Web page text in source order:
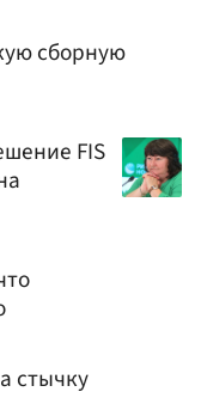
сборную
FIS
стычку